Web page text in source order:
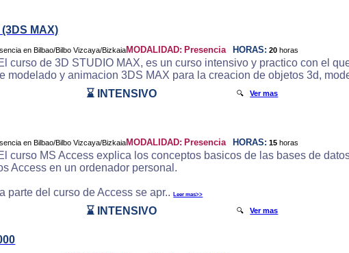
MAX)
MODALIDAD: Presencia HORAS: 20 horas
curso de 3D STUDIO MAX, es un curso intensivo y practico con el
modelado y animacion 3DS MAX para la creacion de objetos 3d,
⌛ INTENSIVO 🔍Ver mas
MODALIDAD: Presencia HORAS: 15 horas
curso MS Access explica los conceptos basicos de las bases de
Access en un ordenador personal.
parte del curso de Access se apr..Leer mas>>
⌛ INTENSIVO 🔍Ver mas